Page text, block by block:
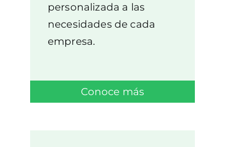
personalizada a las
necesidades de cada
empresa.
Conoce más